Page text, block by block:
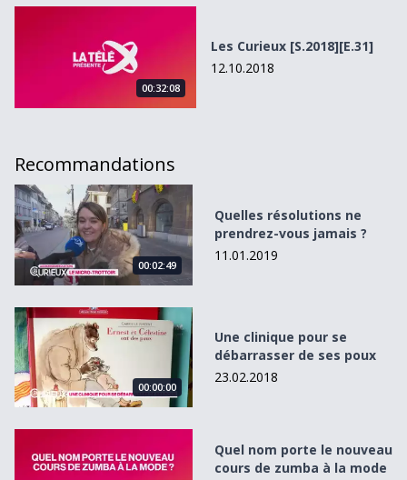
00:32:08
Les Curieux [S.2018][E.31]
12.10.2018
Recommandations
Quelles résolutions ne prendrez-vous jamais ?
00:02:49
Quelles résolutions ne
prendrez-vous jamais ?
11.01.2019
Une clinique pour se débarrasser de ses poux
00:00:00
Une clinique pour se
débarrasser de ses poux
23.02.2018
Quel nom porte le nouveau
cours de zumba à la mode